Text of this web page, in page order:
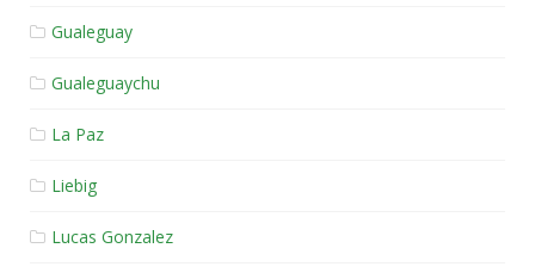
Gualeguay
Gualeguaychu
La Paz
Liebig
Lucas Gonzalez